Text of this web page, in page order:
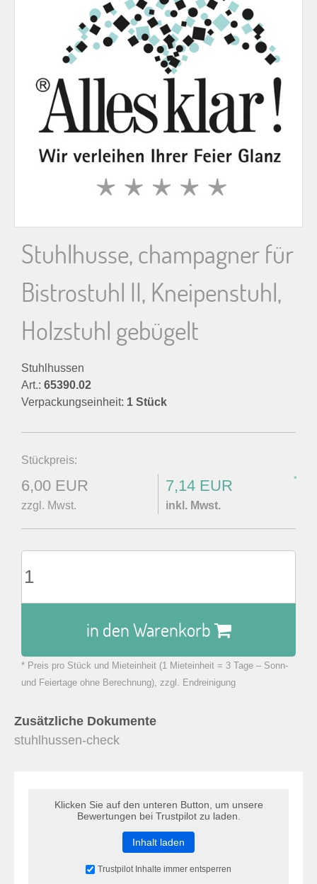
a
h
Stuhlhusse, champagner für
Bistrostuhl II, Kneipenstuhl,
Holzstuhl gebügelt
Stuhlhussen
Art.: 65390.02
Verpackungseinheit: 1 Stück
Stückpreis:
6,00 EUR
zzgl. Mwst.
7,14 EUR *
inkl. Mwst.
in den Warenkorb
zu Warenkorb hinzugefügt.
* Preis pro Stück und Mieteinheit (1 Mieteinheit = 3 Tage – Sonn-
und Feiertage ohne Berechnung), zzgl. Endreinigung
Zusätzliche Dokumente
stuhlhussen-check
Klicken Sie auf den unteren Button, um unsere
Bewertungen bei Trustpilot zu laden.
Inhalt laden
Trustpilot Inhalte immer entsperren